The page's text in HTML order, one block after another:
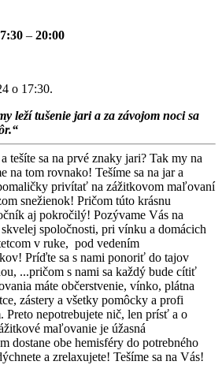
– 20:00
o 17:30.
leží tušenie jari a za závojom noci sa
tešíte sa na prvé znaky jari? Tak my na
na tom rovnako! Tešíme sa na jar a
privítať na zážitkovom maľovaní
snežienok! Pričom túto krásnu
aj pokročilý! Pozývame Vás na
spoločnosti, pri vínku a domácich
v ruke, pod vedením
Príďte sa s nami ponoriť do tajov
...pričom s nami sa každý bude cítiť
máte občerstvenie, vínko, plátna
zástery a všetky pomôcky a profi
Preto nepotrebujete nič, len prísť a o
maľovanie je úžasná
dostane obe hemisféry do potrebného
a zrelaxujete! Tešíme sa na Vás!